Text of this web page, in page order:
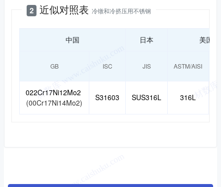
2 近似对照表 冷镦和冷挤压用不锈钢
中国 日本 美国
GB ISC JIS ASTM/AISI
022Cr17Ni12Mo2
(00Cr17Ni14Mo2)
S31603 SUS316L 316L